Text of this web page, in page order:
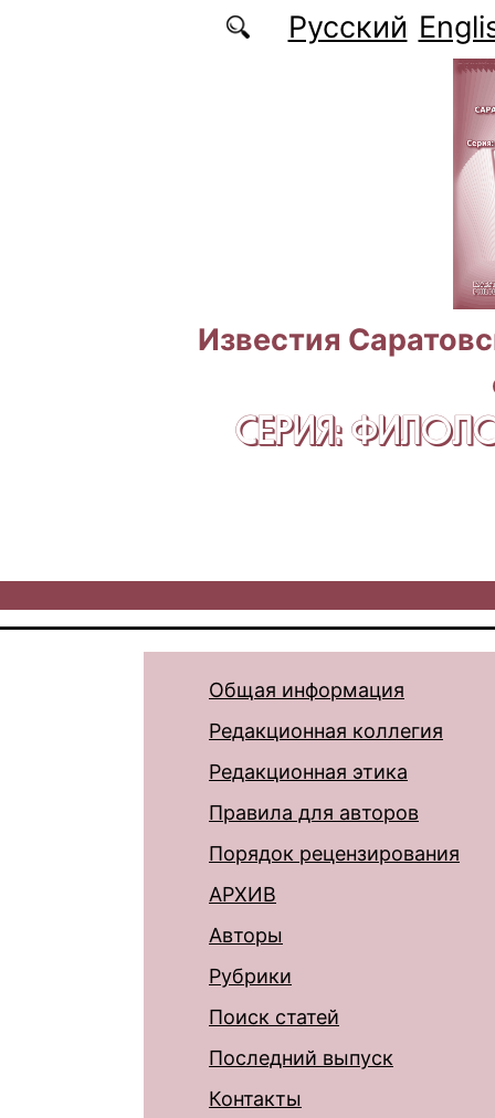
Перейти к основному содержаниюРусский
Известия
СЕРИЯ:
Общая информация
Редакционная коллегия
Редакционная этика
Правила для авторов
Порядок рецензирования
АРХИВ
Авторы
Рубрики
Поиск статей
Последний выпуск
Контакты